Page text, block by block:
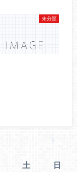
未分類
土
日